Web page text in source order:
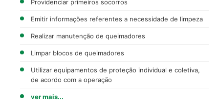
Providenciar primeiros socorros
Emitir informações referentes a necessidade de limpeza
Realizar manutenção de queimadores
Limpar blocos de queimadores
Utilizar equipamentos de proteção individual e coletiva,
de acordo com a operação
ver mais...